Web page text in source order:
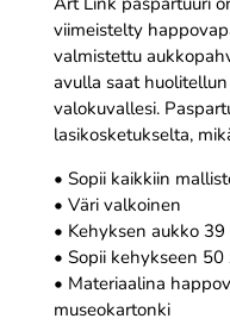
viimeistelty
valmistettu
avulla saat
valokuvallesi.
lasikosketukselta,
• Sopii kaikkiin
• Väri valkoinen
• Kehyksen aukko
• Sopii kehykseen 50
• Materiaalina
museokartonki